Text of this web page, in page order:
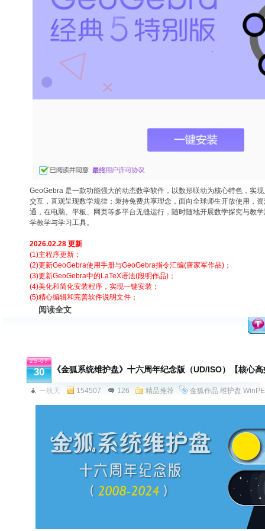
GeoGebra 是一款功能强大的动态数学软件，以数形联动为核心特色，实
交互，直观呈现数学规律；秉持免费共享理念，面向全球师生开放使用，
通，在电脑、平板、网页等多平台无缝运行，随时随地开展数学探究与教
学教学与学习工具。
2026.02.28 更新
(1)主程序更新；
(2)更新GeoGebra使用手册与GeoGebra指令汇编(唐家军作品)；
(3)更新GeoGebra中的LaTeX语法(段明作品)；
(4)美化和简化安装程序，实现一键安装；
(5)精心编辑和完善软件说明文件；
阅读全文
25-07
30 《金狐系统维护盘》十六周年纪念版（UD/ISO）【核心
一线天 154507 126 精品推荐 金狐作品 维护盘 WinPE